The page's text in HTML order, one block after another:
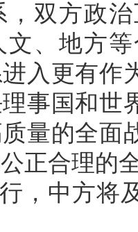
，双方政
文、地方
入更有作
事国和世
量的全面
正合理的
，中方将